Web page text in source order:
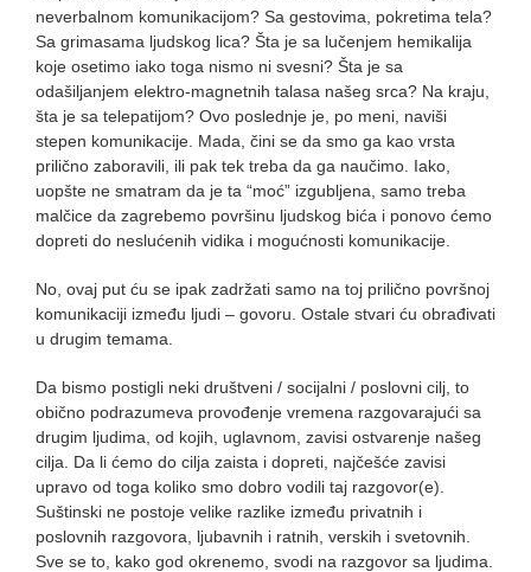
neverbalnom komunikacijom? Sa gestovima, pokretima tela?
Sa grimasama ljudskog lica? Šta je sa lučenjem hemikalija
koje osetimo iako toga nismo ni svesni? Šta je sa
odašiljanjem elektro-magnetnih talasa našeg srca? Na kraju,
šta je sa telepatijom? Ovo poslednje je, po meni, naviši
stepen komunikacije. Mada, čini se da smo ga kao vrsta
prilično zaboravili, ili pak tek treba da ga naučimo. Iako,
uopšte ne smatram da je ta “moć” izgubljena, samo treba
malčice da zagrebemo površinu ljudskog bića i ponovo ćemo
dopreti do neslućenih vidika i mogućnosti komunikacije.
No, ovaj put ću se ipak zadržati samo na toj prilično površnoj
komunikaciji između ljudi – govoru. Ostale stvari ću obrađivati
u drugim temama.
Da bismo postigli neki društveni / socijalni / poslovni cilj, to
obično podrazumeva provođenje vremena razgovarajući sa
drugim ljudima, od kojih, uglavnom, zavisi ostvarenje našeg
cilja. Da li ćemo do cilja zaista i dopreti, najčešće zavisi
upravo od toga koliko smo dobro vodili taj razgovor(e).
Suštinski ne postoje velike razlike između privatnih i
poslovnih razgovora, ljubavnih i ratnih, verskih i svetovnih.
Sve se to, kako god okrenemo, svodi na razgovor sa ljudima.